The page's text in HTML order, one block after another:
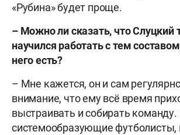
«Рубина» будет проще.
– Можно ли сказать, что Слуцкий
научился работать с тем
него есть?
– Мне кажется, он и сам
внимание, что ему всё время
выстраивать и собирать
системообразующие футболисты,